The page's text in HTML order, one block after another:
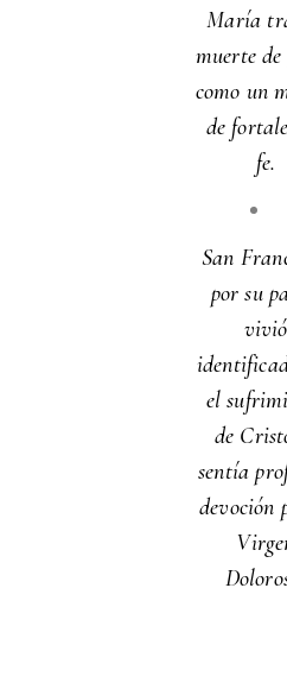
María
muerte de
como un
de
fe.
San
por su
vivió
el
de
sentía
devoción